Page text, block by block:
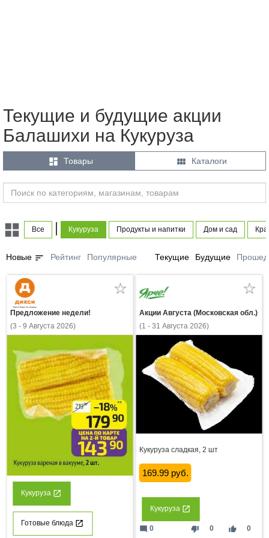
Текущие и будущие акции
Балашихи на Кукуруза
 Товары  Каталоги
Все Кукуруза Продукты и напитки Дом и сад
Новые sort Рейтинг Популярные Текущие Будущие
Предложение недели!
(3 - 9 Августа 2026)
Кукуруза
Готовые блюда
Акции Августа (Московская обл.)
(1 - 31 Августа 2026)
Кукуруза сладкая, 2 шт
169.99 руб.
Кукуруза
thumb_down 0 thumb_up 0
mode_comment 0